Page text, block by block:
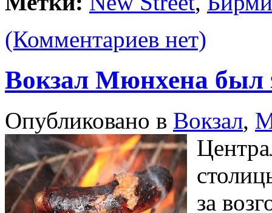
(Комментариев нет)
Вокзал Мюнхена был
Опубликовано в Вокзал,
за